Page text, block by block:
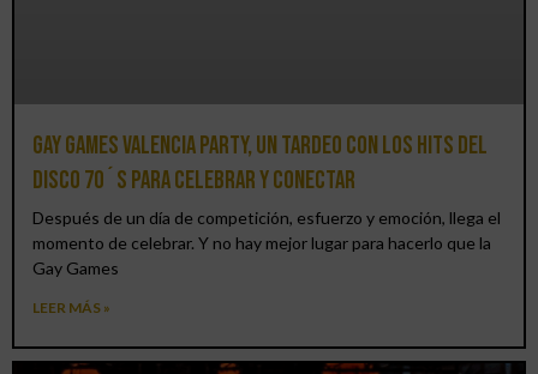
Gay Games Valencia Party, un tardeo con los hits del
DISCO 70´S para celebrar y conectar
Después de un día de competición, esfuerzo y emoción, llega el
momento de celebrar. Y no hay mejor lugar para hacerlo que la
Gay Games
LEER MÁS »